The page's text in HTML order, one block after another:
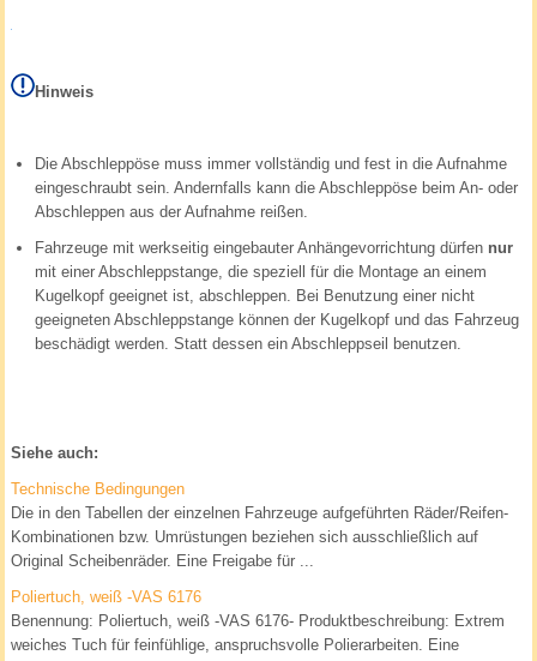
Hinweis
Die Abschleppöse muss immer vollständig und fest in die Aufnahme
eingeschraubt sein. Andernfalls kann die Abschleppöse beim An- oder
Abschleppen aus der Aufnahme reißen.
Fahrzeuge mit werkseitig eingebauter Anhängevorrichtung dürfen nur
mit einer Abschleppstange, die speziell für die Montage an einem
Kugelkopf geeignet ist, abschleppen. Bei Benutzung einer nicht
geeigneten Abschleppstange können der Kugelkopf und das Fahrzeug
beschädigt werden. Statt dessen ein Abschleppseil benutzen.
Siehe auch:
Technische Bedingungen
Die in den Tabellen der einzelnen Fahrzeuge aufgeführten Räder/Reifen-
Kombinationen bzw. Umrüstungen beziehen sich ausschließlich auf
Original Scheibenräder. Eine Freigabe für ...
Poliertuch, weiß -VAS 6176
Benennung: Poliertuch, weiß -VAS 6176- Produktbeschreibung: Extrem
weiches Tuch für feinfühlige, anspruchsvolle Polierarbeiten. Eine